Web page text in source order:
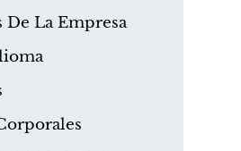
De La Empresa